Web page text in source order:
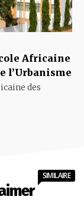
Africaine
l’Urbanisme
des
SIMILAIRE